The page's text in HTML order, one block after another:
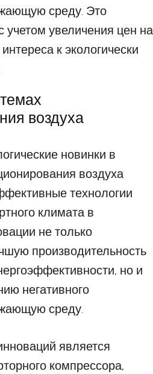
среду. Это
учетом увеличения цен на
к экологически
воздуха
новинки в
воздуха
технологии
климата в
не только
производительность
но и
негативного
среду.
является
компрессора,